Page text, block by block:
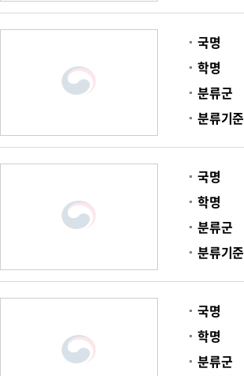
국명
학명
분류군
분류기준
국명
학명
분류군
분류기준
국명
학명
분류군